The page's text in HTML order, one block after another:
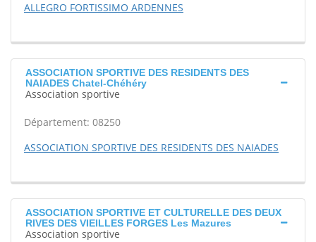
ALLEGRO FORTISSIMO ARDENNES
ASSOCIATION SPORTIVE DES RESIDENTS DES
NAIADES Chatel-Chéhéry
Association sportive
Département: 08250
ASSOCIATION SPORTIVE DES RESIDENTS DES NAIADES
ASSOCIATION SPORTIVE ET CULTURELLE DES DEUX
RIVES DES VIEILLES FORGES Les Mazures
Association sportive